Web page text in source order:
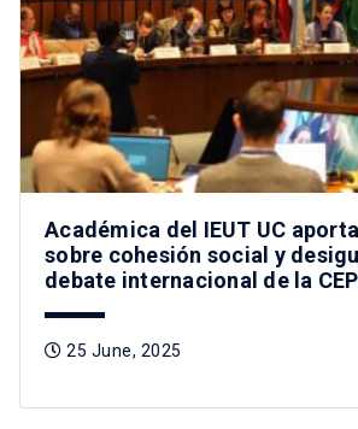
Académica del IEUT UC
sobre cohesión social y
debate internacional de la
25 June, 2025